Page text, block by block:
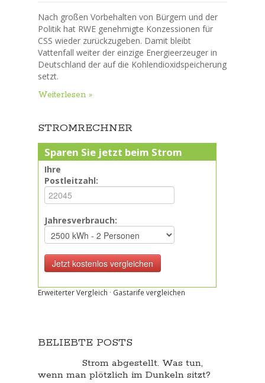
Nach großen Vorbehalten von Bürgern und der
Politik hat RWE genehmigte Konzessionen für
CSS wieder zurückzugeben. Damit bleibt
Vattenfall weiter der einzige Energieerzeuger in
Deutschland der auf die Kohlendioxidspeicherung
setzt.
Weiterlesen »
STROMRECHNER
Sparen Sie jetzt beim Strom
Ihre
Postleitzahl:
Jahresverbrauch:
Erweiterter Vergleich · Gastarife vergleichen
BELIEBTE POSTS
Strom abgestellt. Was tun,
wenn man plötzlich im Dunkeln sitzt?